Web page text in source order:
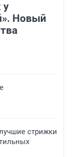
у
Новый
стрижки